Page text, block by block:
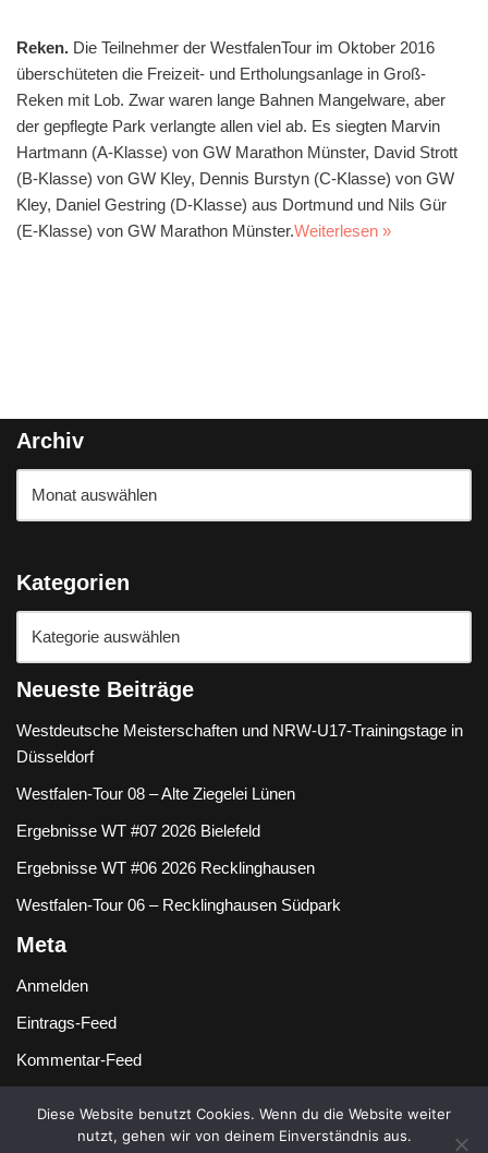
Reken. Die Teilnehmer der WestfalenTour im Oktober 2016
überschüteten die Freizeit- und Ertholungsanlage in Groß-
Reken mit Lob. Zwar waren lange Bahnen Mangelware, aber
der gepflegte Park verlangte allen viel ab. Es siegten Marvin
Hartmann (A-Klasse) von GW Marathon Münster, David Strott
(B-Klasse) von GW Kley, Dennis Burstyn (C-Klasse) von GW
Kley, Daniel Gestring (D-Klasse) aus Dortmund und Nils Gür
(E-Klasse) von GW Marathon Münster.Weiterlesen »
Archiv
Kategorien
Neueste Beiträge
Westdeutsche Meisterschaften und NRW-U17-Trainingstage in
Düsseldorf
Westfalen-Tour 08 – Alte Ziegelei Lünen
Ergebnisse WT #07 2026 Bielefeld
Ergebnisse WT #06 2026 Recklinghausen
Westfalen-Tour 06 – Recklinghausen Südpark
Meta
Anmelden
Eintrags-Feed
Kommentar-Feed
Diese Website benutzt Cookies. Wenn du die Website weiter
nutzt, gehen wir von deinem Einverständnis aus.